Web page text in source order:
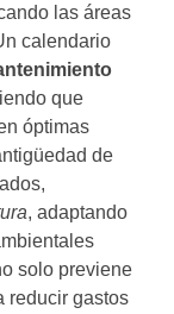
las áreas
calendario
que
óptimas
de
, adaptando
solo previene
reducir gastos